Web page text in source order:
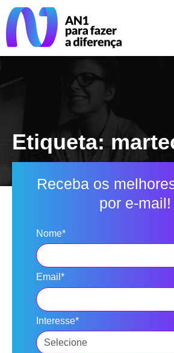
Etiqueta:
Receba os
por e-mail!
Nome*
Email*
Interesse*